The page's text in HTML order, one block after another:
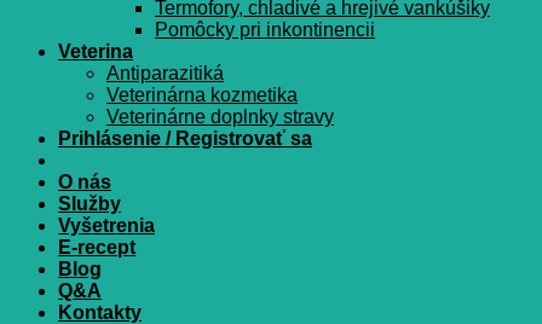
Termofory, chladivé a hrejivé vankúšiky
Pomôcky pri inkontinencii
Veterina
Antiparazitiká
Veterinárna kozmetika
Veterinárne doplnky stravy
Prihlásenie / Registrovať sa
O nás
Služby
Vyšetrenia
E-recept
Blog
Q&A
Kontakty